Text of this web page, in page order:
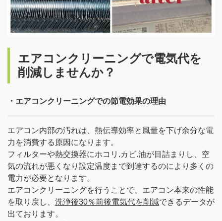
エアコンクリーニングで電気代を
削減しませんか？
・エアコンクリーニングでの節電効果の理由
エアコン内部の汚れは、熱伝導効率と風量を下げ余分な電
力を消費する原因になります。
フィルターや熱交換器にホコリ.カビ.油が目詰まりし、空
気の流れが悪くなり設定温度まで到達するのにより多くの
電力が必要となります。
エアコンクリーニングを行うことで、エアコン本来の性能
を取り戻し、 洗浄後30％前後電気代を削減できるデータが
出ております。